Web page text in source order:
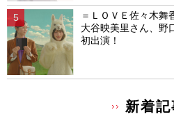
＝ＬＯＶＥ佐々木舞
大谷映美里さん、野
初出演！
新着記